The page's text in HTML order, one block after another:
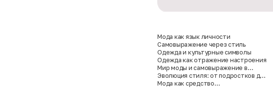
Мода как язык личности
Самовыражение через стиль
Одежда и культурные символы
Одежда как отражение настроения
Мир моды и самовыражение в
секонд-хенде
Эволюция стиля: от подростков до
взрослых
Мода как средство